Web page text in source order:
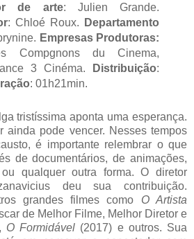
de arte: Julien Grande.
: Chloé Roux.
Departamento
Empresas Produtoras:
Compgnons du Cinema,
3 Cinéma.
Distribuição:
: 01h21min.
tristíssima aponta uma esperança.
ainda pode vencer. Nesses tempos
é importante relembrar o que
de documentários, de animações,
qualquer outra forma. O diretor
deu sua contribuição.
grandes filmes como O Artista
de Melhor Filme, Melhor Diretor e
O Formidável (2017) e outros. Sua